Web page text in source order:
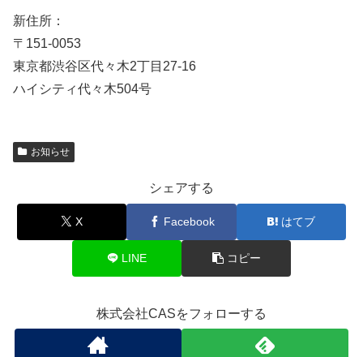
新住所：
〒151-0053
東京都渋谷区代々木2丁目27-16
ハイシティ代々木504号
お知らせ
シェアする
X Facebook はてブ
LINE コピー
株式会社CASをフォローする